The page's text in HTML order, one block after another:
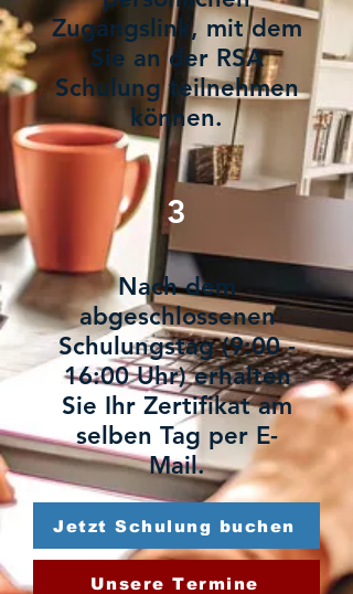
Zugangslink, mit dem
Sie an der RSA
Schulung teilnehmen
können.
3
Nach dem
abgeschlossenen
Schulungstag (9:00 -
16:00 Uhr) erhalten
Sie Ihr Zertifikat am
selben Tag per E-
Mail.
Jetzt Schulung buchen
Unsere Termine